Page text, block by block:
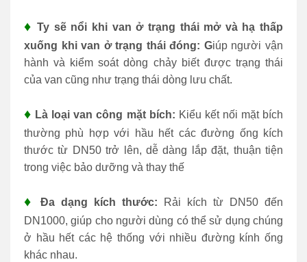
♦ Ty sẽ nổi khi van ở trạng thái mở và hạ thấp
xuống khi van ở trạng thái đóng: Giúp người vận
hành và kiểm soát dòng chảy biết được trạng thái
của van cũng như trạng thái dòng lưu chất.
♦ Là loại van công mặt bích: Kiểu kết nối mặt bích
thường phù hợp với hầu hết các đường ống kích
thước từ DN50 trở lên, dễ dàng lắp đặt, thuận tiện
trong việc bảo dưỡng và thay thế
♦ Đa dạng kích thước: Rải kích từ DN50 đến
DN1000, giúp cho người dùng có thể sử dụng chúng
ở hầu hết các hệ thống với nhiều đường kính ống
khác nhau.